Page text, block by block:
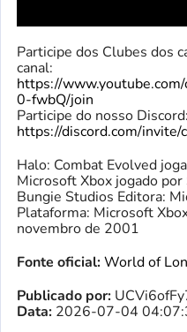
Participe dos Clubes dos
canal:
https://
0-fwbQ/join
Participe do nosso Discord:
https://discord.com/invite/
Halo: Combat Evolved
Microsoft Xbox jogado
Bungie Studios Editora:
Plataforma: Microsoft
novembro de 2001
Fonte oficial:World of
Publicado por:
Data: 2026-07-04